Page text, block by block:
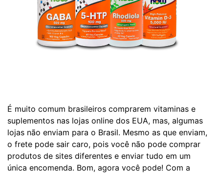
É muito comum brasileiros comprarem vitaminas e
suplementos nas lojas online dos EUA, mas, algumas
lojas não enviam para o Brasil. Mesmo as que enviam,
o frete pode sair caro, pois você não pode comprar
produtos de sites diferentes e enviar tudo em um
única encomenda. Bom, agora você pode! Com a